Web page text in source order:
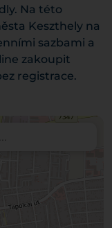
Na této
Keszthely na
sazbami a
zakoupit
registrace.